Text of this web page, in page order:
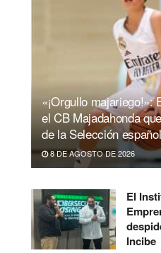
«¡Orgullo majariego!»:
el CB Majadahonda
de la Selección
8 DE AGOSTO DE 2026
El
Incibe